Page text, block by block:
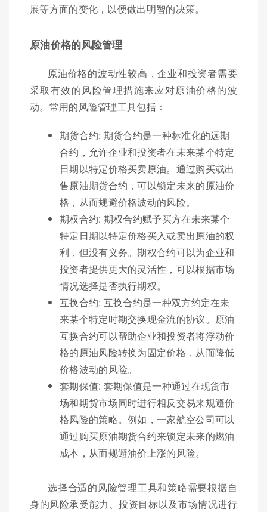
展等方面的变化，以便做出明智的决策。
原油价格的风险管理
原油价格的波动性较高，企业和投资者需要
采取有效的风险管理措施来应对原油价格的波
动。常用的风险管理工具包括：
期货合约: 期货合约是一种标准化的远期
合约，允许企业和投资者在未来某个特定
日期以特定价格买卖原油。通过购买或出
售原油期货合约，可以锁定未来的原油价
格，从而规避价格波动的风险。
期权合约: 期权合约赋予买方在未来某个
特定日期以特定价格买入或卖出原油的权
利，但没有义务。期权合约可以为企业和
投资者提供更大的灵活性，可以根据市场
情况选择是否执行期权。
互换合约: 互换合约是一种双方约定在未
来某个特定时期交换现金流的协议。原油
互换合约可以帮助企业和投资者将浮动价
格的原油风险转换为固定价格，从而降低
价格波动的风险。
套期保值: 套期保值是一种通过在现货市
场和期货市场同时进行相反交易来规避价
格风险的策略。例如，一家航空公司可以
通过购买原油期货合约来锁定未来的燃油
成本，从而规避油价上涨的风险。
选择合适的风险管理工具和策略需要根据自
身的风险承受能力、投资目标以及市场情况进行